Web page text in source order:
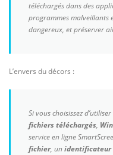
téléchargés dans des
programmes malveillants
dangereux, et préserver
L’envers du décors :
Si vous choisissez
fichiers téléchargés,
service en ligne
fichier, unidentificateur